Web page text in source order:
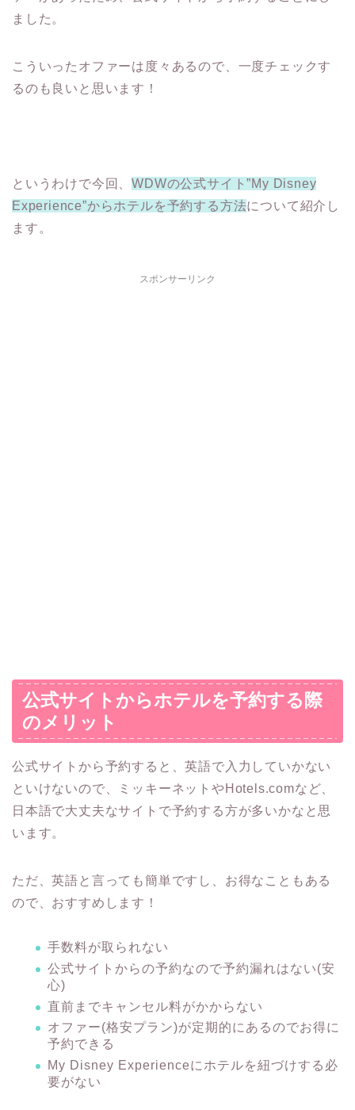
ました。
こういったオファーは度々あるので、一度チェックす
るのも良いと思います！
というわけで今回、WDWの公式サイト”My Disney
Experience”からホテルを予約する方法について紹介し
ます。
スポンサーリンク
公式サイトからホテルを予約する際
のメリット
公式サイトから予約すると、英語で入力していかない
といけないので、ミッキーネットやHotels.comなど、
日本語で大丈夫なサイトで予約する方が多いかなと思
います。
ただ、英語と言っても簡単ですし、お得なこともある
ので、おすすめします！
手数料が取られない
公式サイトからの予約なので予約漏れはない(安
心)
直前までキャンセル料がかからない
オファー(格安プラン)が定期的にあるのでお得に
予約できる
My Disney Experienceにホテルを紐づけする必
要がない